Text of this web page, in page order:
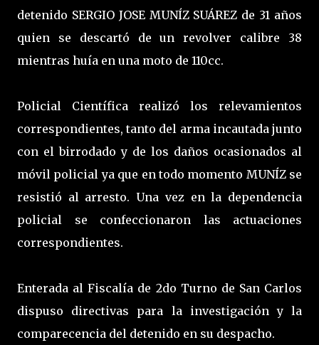
detenido SERGIO JOSE MUNÍZ SUÁREZ de 31 años
quien se descartó de un revolver calibre 38
mientras huía en una moto de 110cc.
Policial Científica realizó los relevamientos
correspondientes, tanto del arma incautada junto
con el birrodado y de los daños ocasionados al
móvil policial ya que en todo momento MUNÍZ se
resistió al arresto. Una vez en la dependencia
policial se confeccionaron las actuaciones
correspondientes.
Enterada al Fiscalía de 2do Turno de San Carlos
dispuso directivas para la investigación y la
comparecencia del detenido en su despacho.